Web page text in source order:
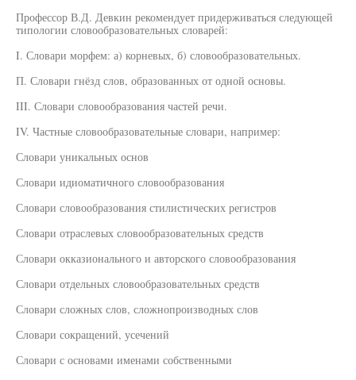
Профессор В.Д. Девкин рекомендует придерживаться следующей
типологии словообразовательных словарей:
I. Словари морфем: а) корневых, б) словообразовательных.
П. Словари гнёзд слов, образованных от одной основы.
III. Словари словообразования частей речи.
IV. Частные словообразовательные словари, например:
Словари уникальных основ
Словари идиоматичного словообразования
Словари словообразования стилистических регистров
Словари отраслевых словообразовательных средств
Словари окказионального и авторского словообразования
Словари отдельных словообразовательных средств
Словари сложных слов, сложнопроизводных слов
Словари сокращений, усечений
Словари с основами именами собственными